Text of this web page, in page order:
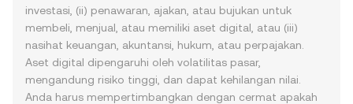
investasi, (ii) penawaran, ajakan, atau bujukan untuk
membeli, menjual, atau memiliki aset digital, atau (iii)
nasihat keuangan, akuntansi, hukum, atau perpajakan.
Aset digital dipengaruhi oleh volatilitas pasar,
mengandung risiko tinggi, dan dapat kehilangan nilai.
Anda harus mempertimbangkan dengan cermat apakah